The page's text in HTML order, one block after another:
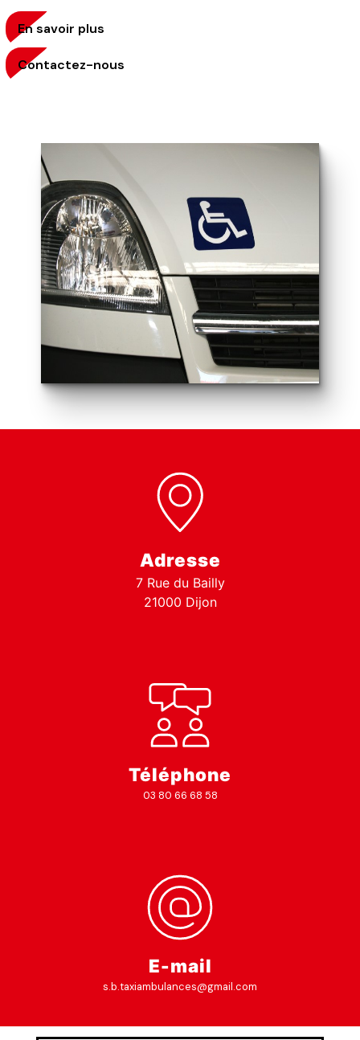
En savoir plus
Contactez-nous
Adresse
7 Rue du Bailly
21000 Dijon
Téléphone
03 80 66 68 58
E-mail
s.b.taxiambulances@gmail.com